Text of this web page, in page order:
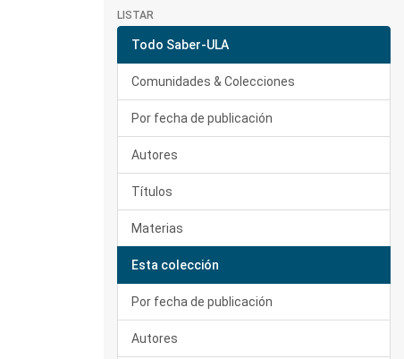
LISTAR
Todo Saber-ULA
Comunidades & Colecciones
Por fecha de publicación
Autores
Títulos
Materias
Esta colección
Por fecha de publicación
Autores